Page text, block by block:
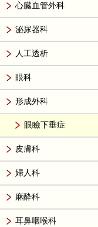
心臓血管外科
泌尿器科
人工透析
眼科
形成外科
眼瞼下垂症
皮膚科
婦人科
麻酔科
耳鼻咽喉科